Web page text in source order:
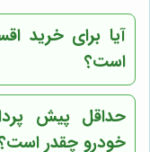
آیا برای خرید
است؟
حداقل پیش
خودرو چقدر